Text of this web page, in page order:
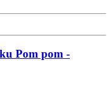
Pom pom -